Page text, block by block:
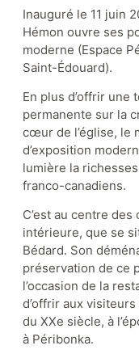
Inauguré le 11 juin
Hémon ouvre ses
moderne (Espace
Saint-Édouard).
En plus d’offrir
permanente sur la
cœur de l’église, le
d’exposition
lumière la
franco-canadiens.
C’est au centre
intérieure, que se
Bédard. Son
préservation de ce
l’occasion de la
d’offrir aux
du XXe siècle, à
à Péribonka.